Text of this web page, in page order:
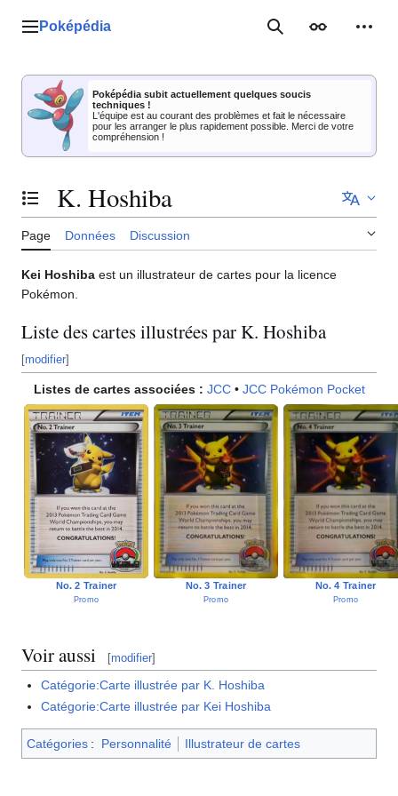
Menu principal
Poképédia RechercherApparence
Poképédia subit actuellement quelques soucis
techniques !
L'équipe est au courant des problèmes et fait le nécessaire
pour les arranger le plus rapidement possible. Merci de votre
compréhension !
Basculer la table des matières
K. Hoshiba
Page Données Discussion
Kei Hoshiba est un illustrateur de cartes pour la licence
Pokémon.
Liste des cartes illustrées par K. Hoshiba
[modifier]
Listes de cartes associées : JCC• JCC Pokémon Pocket
No. 2 Trainer
Promo
No. 3 Trainer
Promo
No. 4 Trainer
Promo
Voir aussi [modifier]
Catégorie:Carte illustrée par K. Hoshiba
Catégorie:Carte illustrée par Kei Hoshiba
Catégories : Personnalité Illustrateur de cartes